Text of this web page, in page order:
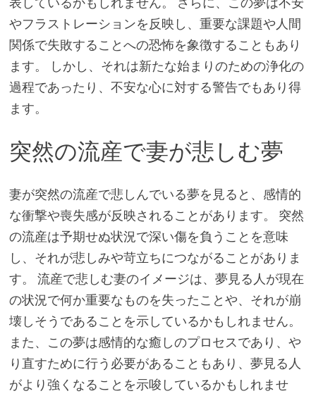
やフラストレーションを反映し、重要な課題や人間
関係で失敗することへの恐怖を象徴することもあり
ます。 しかし、それは新たな始まりのための浄化の
過程であったり、不安な心に対する警告でもあり得
ます。
突然の流産で妻が悲しむ夢
妻が突然の流産で悲しんでいる夢を見ると、感情的
な衝撃や喪失感が反映されることがあります。 突然
の流産は予期せぬ状況で深い傷を負うことを意味
し、それが悲しみや苛立ちにつながることがありま
す。 流産で悲しむ妻のイメージは、夢見る人が現在
の状況で何か重要なものを失ったことや、それが崩
壊しそうであることを示しているかもしれません。
また、この夢は感情的な癒しのプロセスであり、や
り直すために行う必要があることもあり、夢見る人
がより強くなることを示唆しているかもしれませ